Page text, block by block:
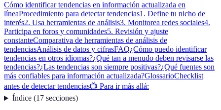
Cómo identificar tendencias en información actualizada en
líneaProcedimiento para detectar tendencias1. Define tu nicho de
interés2. Usa herramientas de análisis3. Monitorea redes sociales4.
Participa en foros y comunidades5. Revisión y ajuste
constanteComparativa de herramientas de análisis de
tendenciasAnálisis de datos y cifrasFAQ¿Cómo puedo identificar
tendencias en otros idiomas?¿Qué tan a menudo deben revisarse las
tendencias?¿Las tendencias son siempre positivas?¿Qué fuentes son
más confiables para información actualizada?GlossarioChecklist
antes de detectar tendencias📺 Para ir más allá:
Índice(17 secciones)